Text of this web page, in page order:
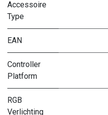
Accessoire
Type
EAN
Controller
Platform
RGB
Verlichting